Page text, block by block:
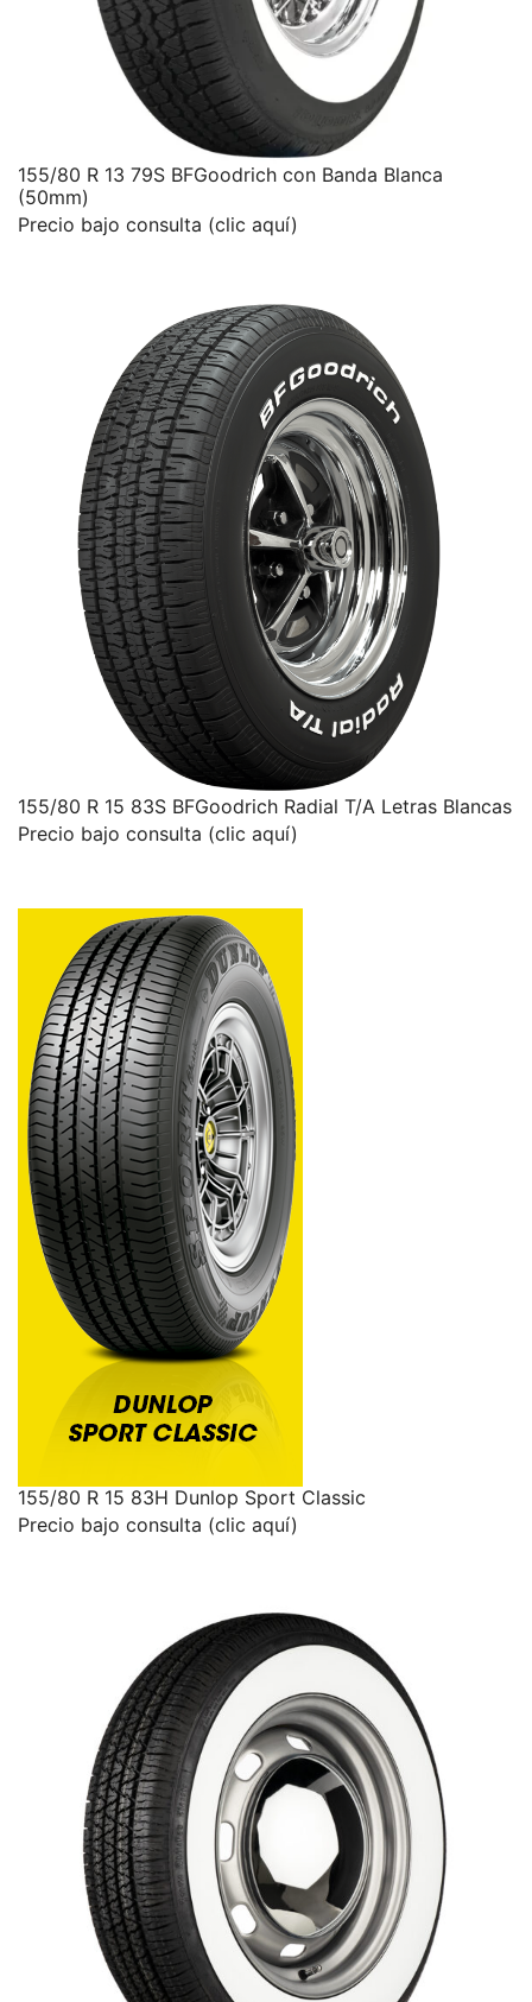
155/80 R 13 79S BFGoodrich con Banda Blanca
(50mm)
Precio bajo consulta (clic aquí)
155/80 R 15 83S BFGoodrich Radial T/A Letras Blancas
Precio bajo consulta (clic aquí)
155/80 R 15 83H Dunlop Sport Classic
Precio bajo consulta (clic aquí)